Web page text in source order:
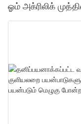
ஓம் அக்ரிலிக்
ஒரு வகை